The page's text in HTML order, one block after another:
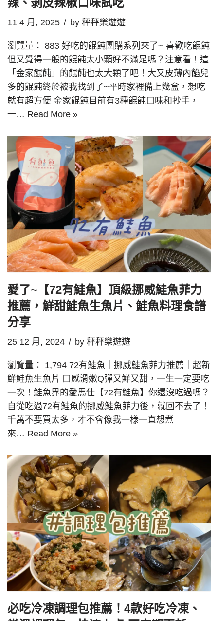
辣、剝皮辣椒口味試吃
11 4 月, 2025 by 秤秤樂遊遊
瀏覽量： 883 好吃的餛飩團購系列來了~ 喜歡吃餛飩
但又覺得一般的餛飩太小顆好不滿足嗎？注意看！這
「金家餛飩」的餛飩也太大顆了吧！大又皮薄內餡兒
多的餛飩終於被我找到了~平時家裡備上幾盒，想吃
就有超方便 金家餛飩目前有3種餛飩口味和抄手，
一… Read More »
愛了~【72有鮭魚】頂級挪威鮭魚菲力
推薦，鮮甜鮭魚生魚片、鮭魚料理食譜
分享
25 12 月, 2024 by 秤秤樂遊遊
瀏覽量： 1,794 72有鮭魚｜挪威鮭魚菲力推薦｜超新
鮮鮭魚生魚片 口感滑嫩Q彈又鮮又甜，一生一定要吃
一次！鮭魚界的愛馬仕【72有鮭魚】你還沒吃過嗎？
自從吃過72有鮭魚的挪威鮭魚菲力後，就回不去了！
千萬不要買太多，才不會像我一樣一直想煮
來… Read More »
必吃冷凍調理包推薦！4款好吃冷凍、